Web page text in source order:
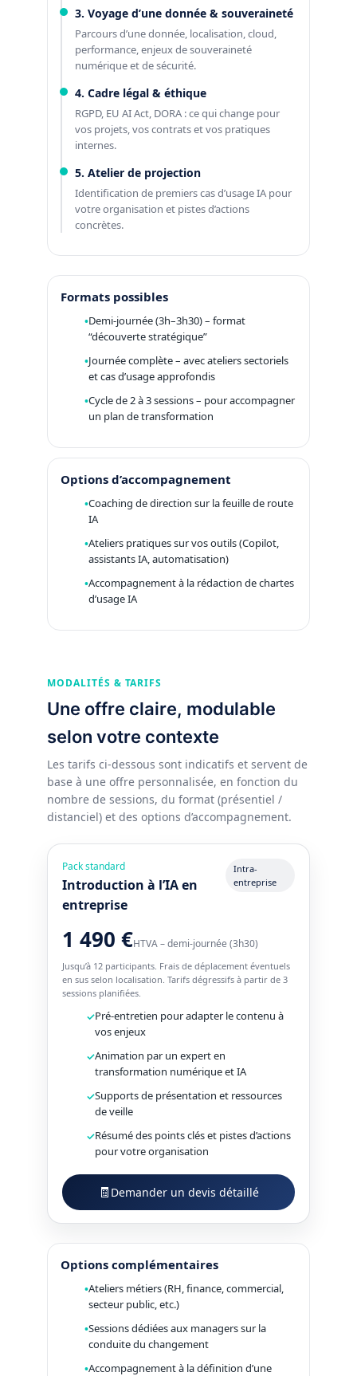
3. Voyage d’une donnée & souveraineté
Parcours d’une donnée, localisation, cloud,
performance, enjeux de souveraineté
numérique et de sécurité.
4. Cadre légal & éthique
RGPD, EU AI Act, DORA : ce qui change pour
vos projets, vos contrats et vos pratiques
internes.
5. Atelier de projection
Identification de premiers cas d’usage IA pour
votre organisation et pistes d’actions
concrètes.
Formats possibles
Demi-journée (3h–3h30) – format
“découverte stratégique”
Journée complète – avec ateliers sectoriels
et cas d’usage approfondis
Cycle de 2 à 3 sessions – pour accompagner
un plan de transformation
Options d’accompagnement
Coaching de direction sur la feuille de route
IA
Ateliers pratiques sur vos outils (Copilot,
assistants IA, automatisation)
Accompagnement à la rédaction de chartes
d’usage IA
MODALITÉS & TARIFS
Une offre claire, modulable
selon votre contexte
Les tarifs ci-dessous sont indicatifs et servent de
base à une offre personnalisée, en fonction du
nombre de sessions, du format (présentiel /
distanciel) et des options d’accompagnement.
Pack standard
Introduction à l’IA en
entreprise
Intra-
entreprise
1 490 €HTVA – demi-journée (3h30)
Jusqu’à 12 participants. Frais de déplacement éventuels
en sus selon localisation. Tarifs dégressifs à partir de 3
sessions planifiées.
Pré-entretien pour adapter le contenu à
vos enjeux
Animation par un expert en
transformation numérique et IA
Supports de présentation et ressources
de veille
Résumé des points clés et pistes d’actions
pour votre organisation
🧾 Demander un devis détaillé
Options complémentaires
Ateliers métiers (RH, finance, commercial,
secteur public, etc.)
Sessions dédiées aux managers sur la
conduite du changement
Accompagnement à la définition d’une